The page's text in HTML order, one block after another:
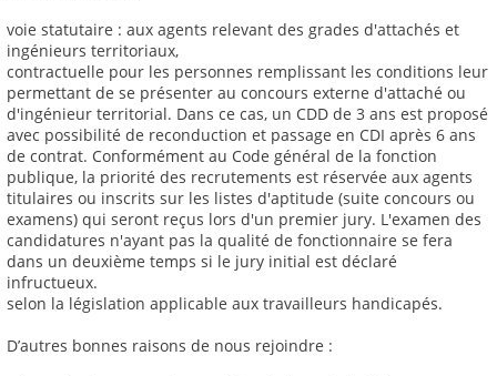
voie statutaire : aux agents relevant des grades d'attachés et
ingénieurs territoriaux,
contractuelle pour les personnes remplissant les conditions leur
permettant de se présenter au concours externe d'attaché ou
d'ingénieur territorial. Dans ce cas, un CDD de 3 ans est proposé
avec possibilité de reconduction et passage en CDI après 6 ans
de contrat. Conformément au Code général de la fonction
publique, la priorité des recrutements est réservée aux agents
titulaires ou inscrits sur les listes d'aptitude (suite concours ou
examens) qui seront reçus lors d'un premier jury. L'examen des
candidatures n'ayant pas la qualité de fonctionnaire se fera
dans un deuxième temps si le jury initial est déclaré
infructueux.
selon la législation applicable aux travailleurs handicapés.
D’autres bonnes raisons de nous rejoindre :